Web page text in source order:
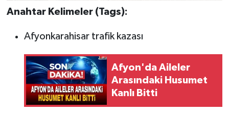
Anahtar Kelimeler (Tags):
Afyonkarahisar trafik kazası
Afyon'da Aileler
Arasındaki Husumet
Kanlı Bitti